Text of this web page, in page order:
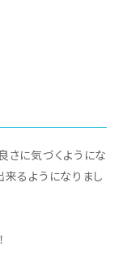
さに気づくようにな
来るようになりまし